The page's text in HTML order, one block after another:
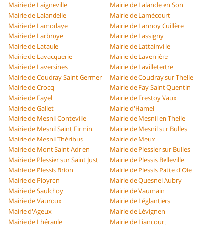
Mairie de Laigneville
Mairie de Lalande en Son
Mairie de Lalandelle
Mairie de Lamécourt
Mairie de Lamorlaye
Mairie de Lannoy Cuillère
Mairie de Larbroye
Mairie de Lassigny
Mairie de Lataule
Mairie de Lattainville
Mairie de Lavacquerie
Mairie de Laverrière
Mairie de Laversines
Mairie de Lavilletertre
Mairie de Coudray Saint Germer
Mairie de Coudray sur Thelle
Mairie de Crocq
Mairie de Fay Saint Quentin
Mairie de Fayel
Mairie de Frestoy Vaux
Mairie de Gallet
Mairie d'Hamel
Mairie de Mesnil Conteville
Mairie de Mesnil en Thelle
Mairie de Mesnil Saint Firmin
Mairie de Mesnil sur Bulles
Mairie de Mesnil Théribus
Mairie de Meux
Mairie de Mont Saint Adrien
Mairie de Plessier sur Bulles
Mairie de Plessier sur Saint Just
Mairie de Plessis Belleville
Mairie de Plessis Brion
Mairie de Plessis Patte d'Oie
Mairie de Ployron
Mairie de Quesnel Aubry
Mairie de Saulchoy
Mairie de Vaumain
Mairie de Vauroux
Mairie de Léglantiers
Mairie d'Ageux
Mairie de Lévignen
Mairie de Lhéraule
Mairie de Liancourt